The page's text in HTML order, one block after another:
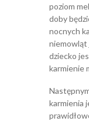
poziom
doby
nocnych
niemowląt
dziecko
karmienie
karmienia